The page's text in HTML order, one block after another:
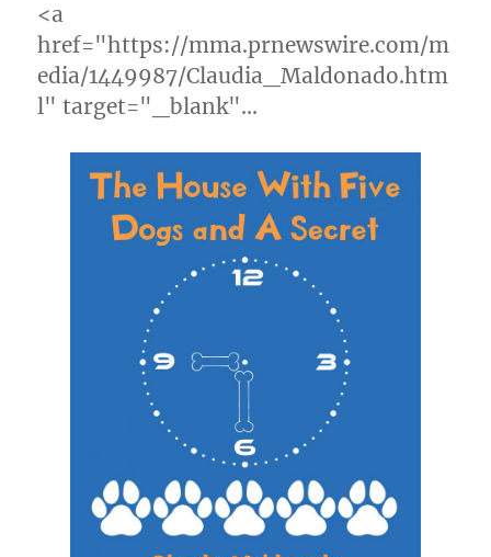
<a
href="https://mma.prnewswire.com/m
edia/1449987/Claudia_Maldonado.htm
l" target="_blank"…